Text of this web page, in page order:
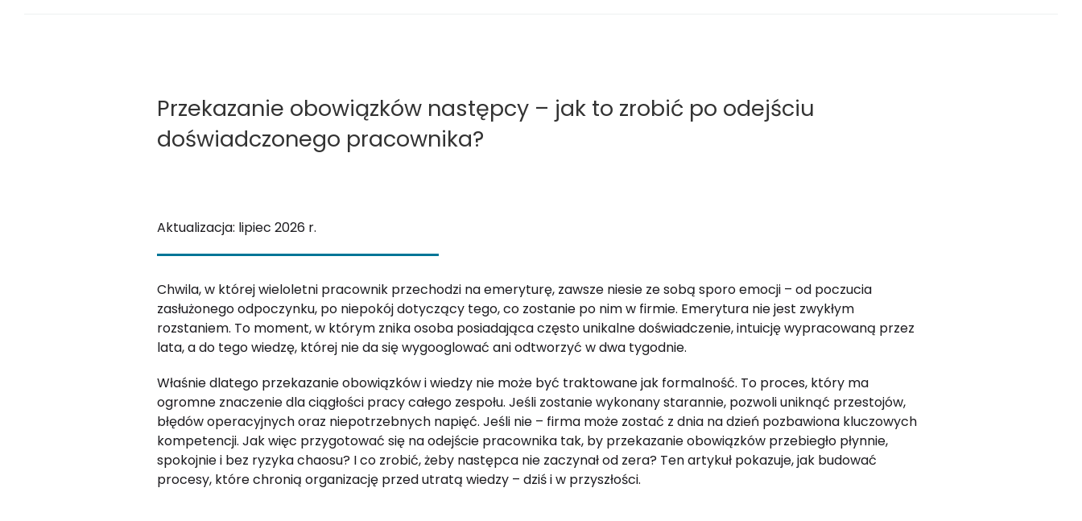
Przekazanie obowiązków następcy – jak to zrobić po odejściu
doświadczonego pracownika?
Aktualizacja: lipiec 2026 r.
Chwila, w której wieloletni pracownik przechodzi na emeryturę, zawsze niesie ze sobą sporo emocji – od poczucia
zasłużonego odpoczynku, po niepokój dotyczący tego, co zostanie po nim w firmie. Emerytura nie jest zwykłym
rozstaniem. To moment, w którym znika osoba posiadająca często unikalne doświadczenie, intuicję wypracowaną przez
lata, a do tego wiedzę, której nie da się wygooglować ani odtworzyć w dwa tygodnie.
Właśnie dlatego przekazanie obowiązków i wiedzy nie może być traktowane jak formalność. To proces, który ma
ogromne znaczenie dla ciągłości pracy całego zespołu. Jeśli zostanie wykonany starannie, pozwoli uniknąć przestojów,
błędów operacyjnych oraz niepotrzebnych napięć. Jeśli nie – firma może zostać z dnia na dzień pozbawiona kluczowych
kompetencji. Jak więc przygotować się na odejście pracownika tak, by przekazanie obowiązków przebiegło płynnie,
spokojnie i bez ryzyka chaosu? I co zrobić, żeby następca nie zaczynał od zera? Ten artykuł pokazuje, jak budować
procesy, które chronią organizację przed utratą wiedzy – dziś i w przyszłości.